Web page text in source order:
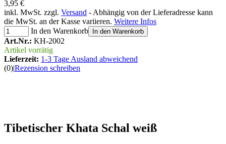
3,95 €
inkl. MwSt. zzgl. Versand - Abhängig von der Lieferadresse kann
die MwSt. an der Kasse variieren. Weitere Infos
In den Warenkorb
In den Warenkorb
Art.Nr.: KH-2002
Artikel vorrätig
Lieferzeit: 1-3 Tage Ausland abweichend
(0)|Rezension schreiben
Tibetischer Khata Schal weiß